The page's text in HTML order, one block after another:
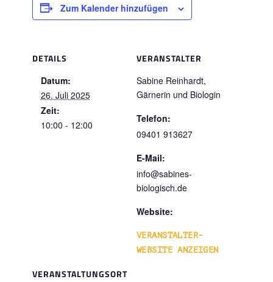
Zum Kalender hinzufügen
DETAILS
Datum:
26. Juli 2025
Zeit:
10:00 - 12:00
VERANSTALTUNGSORT
VERANSTALTER
Sabine Reinhardt,
Gärnerin und Biologin
Telefon:
09401 913627
E-Mail:
info@sabines-
biologisch.de
Website:
VERANSTALTER-
WEBSITE ANZEIGEN